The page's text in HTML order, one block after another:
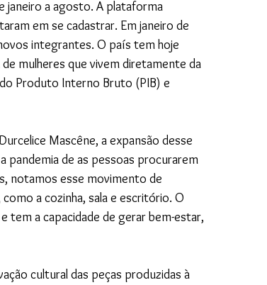
janeiro a agosto. A plataforma
em se cadastrar. Em janeiro de
integrantes. O país tem hoje
mulheres que vivem diretamente da
Produto Interno Bruto (PIB) e
Mascêne, a expansão desse
pandemia de as pessoas procurarem
notamos esse movimento de
a cozinha, sala e escritório. O
a capacidade de gerar bem-estar,
cultural das peças produzidas à